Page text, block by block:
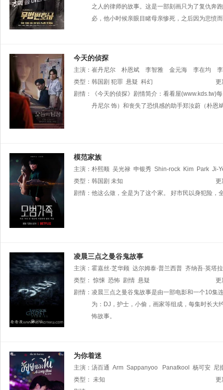
之人的律师的故事。这是一部刻画只为了复仇奔
必，他小时候亲眼目睹母亲惨死，之后因为悲愤
今天的侦探
主演： 崔丹尼尔 朴恩斌 李智雅 金元海 李在均
金旼京
朴庸
类型： 韩国剧 犯罪 悬疑 科幻
更
剧情：
《今天的侦探》剧情简介：看看屋(www.kds.tw)
丹尼尔 饰）和丧失了恐惧感的助手郑汝蔚（朴恩
模范家族
主演： 朴熙顺 吴光禄 申银秀 Shin-rock Kim Park Ji-
类型： 韩国剧 未知
更
剧情： 他这么做，全是为了这个家。 好市民以身犯险，
凌晨三点之曼谷鬼故事
主演： 霍嘉丝·芝华顾 达尔姆泰·普兰西普 齐纳吾·英塔
朗帕特
Thanachat Tullayachat 因
类型： 惊悚 恐怖 剧情 悬疑
更
剧情： 凌晨三点之曼谷鬼故事是由一部电影和一个10集
为：DJ，护士，小偷，画家等组成，每集时长大
怖故事。
为你着迷
主演： 汤百通 Arm Sappanyoo Panatkool 杨可安 尼
萨库尔
类型： 未知
更